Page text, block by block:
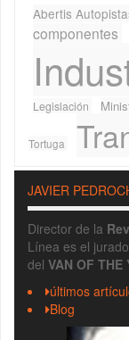
Abertis
componentes
Legislación
Tortuga
JAVIER
Director de la
Línea es el
del VAN OF THE
últimos
Blog